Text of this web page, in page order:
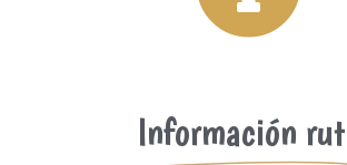
Información